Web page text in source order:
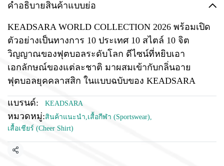
คำอธิบายสินค้าแบบย่อ
KEADSARA WORLD COLLECTION 2026 พร้อมเปิด
ตัวอย่างเป็นทางการ 10 ประเทศ 10 สไตล์ 10 จิต
วิญญาณของฟุตบอลระดับโลก ดีไซน์ที่หยิบเอา
เอกลักษณ์ของแต่ละชาติ มาผสมเข้ากับกลิ่นอาย
ฟุตบอลยุคคลาสสิก ในแบบฉบับของ KEADSARA
แบรนด์: KEADSARA
หมวดหมู่:สินค้าแนะนำ,เสื้อกีฬา (Sportswear),
เสื้อเชียร์ (Cheer Shirt)
แชร์